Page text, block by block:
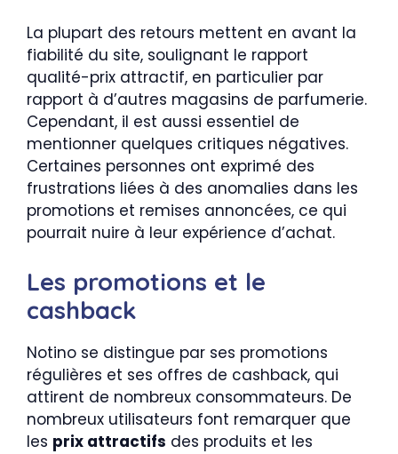
La plupart des retours mettent en avant la
fiabilité du site, soulignant le rapport
qualité-prix attractif, en particulier par
rapport à d’autres magasins de parfumerie.
Cependant, il est aussi essentiel de
mentionner quelques critiques négatives.
Certaines personnes ont exprimé des
frustrations liées à des anomalies dans les
promotions et remises annoncées, ce qui
pourrait nuire à leur expérience d’achat.
Les promotions et le
cashback
Notino se distingue par ses promotions
régulières et ses offres de cashback, qui
attirent de nombreux consommateurs. De
nombreux utilisateurs font remarquer que
les prix attractifs des produits et les